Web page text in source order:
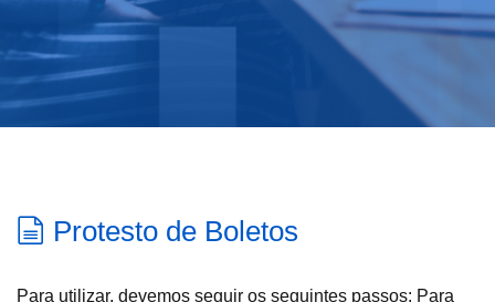
Protesto de Boletos
Para utilizar, devemos seguir os seguintes passos: Para